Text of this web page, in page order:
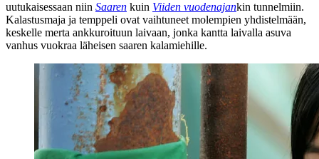
uutukaisessaan niin Saaren kuin Viiden vuodenajankin tunnelmiin.
Kalastusmaja ja temppeli ovat vaihtuneet molempien yhdistelmään,
keskelle merta ankkuroituun laivaan, jonka kantta laivalla asuva
vanhus vuokraa läheisen saaren kalamiehille.